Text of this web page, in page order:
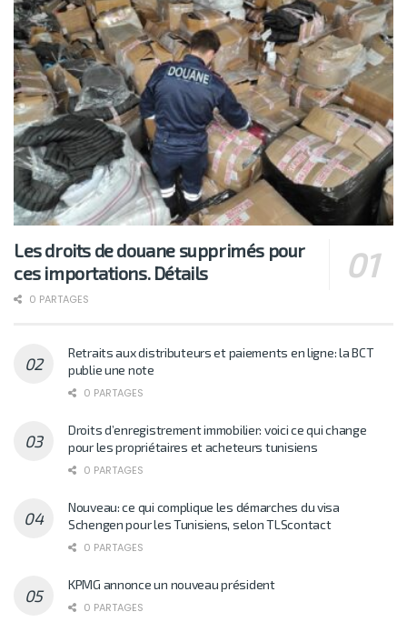
Les droits de douane supprimés pour
ces importations. Détails
0 PARTAGES
Retraits aux distributeurs et paiements en ligne: la BCT
publie une note
0 PARTAGES
Droits d’enregistrement immobilier: voici ce qui change
pour les propriétaires et acheteurs tunisiens
0 PARTAGES
Nouveau: ce qui complique les démarches du visa
Schengen pour les Tunisiens, selon TLScontact
0 PARTAGES
KPMG annonce un nouveau président
0 PARTAGES